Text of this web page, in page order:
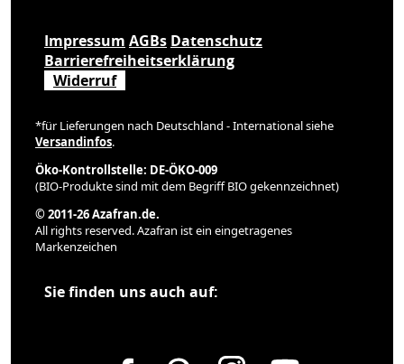
Impressum AGBs Datenschutz
Barrierefreiheitserklärung
Widerruf
*für Lieferungen nach Deutschland - International siehe
Versandinfos.
Öko-Kontrollstelle: DE-ÖKO-009
(BIO-Produkte sind mit dem Begriff BIO gekennzeichnet)
© 2011-26 Azafran.de.
All rights reserved. Azafran ist ein eingetragenes
Markenzeichen
Sie finden uns auch auf: